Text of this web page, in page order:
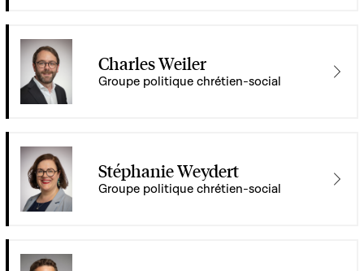
Charles Weiler
Groupe politique chrétien-social
Stéphanie Weydert
Groupe politique chrétien-social